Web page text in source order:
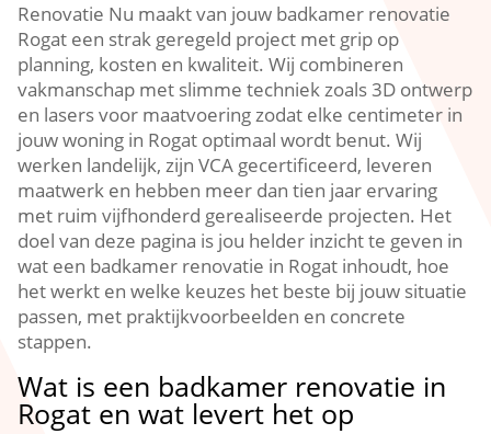
Renovatie Nu maakt van jouw badkamer renovatie
Rogat een strak geregeld project met grip op
planning, kosten en kwaliteit. Wij combineren
vakmanschap met slimme techniek zoals 3D ontwerp
en lasers voor maatvoering zodat elke centimeter in
jouw woning in Rogat optimaal wordt benut. Wij
werken landelijk, zijn VCA gecertificeerd, leveren
maatwerk en hebben meer dan tien jaar ervaring
met ruim vijfhonderd gerealiseerde projecten. Het
doel van deze pagina is jou helder inzicht te geven in
wat een badkamer renovatie in Rogat inhoudt, hoe
het werkt en welke keuzes het beste bij jouw situatie
passen, met praktijkvoorbeelden en concrete
stappen.
Wat is een badkamer renovatie in
Rogat en wat levert het op